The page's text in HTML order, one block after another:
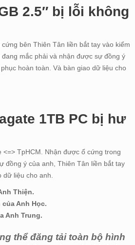
2.5″ bị lỗi không
bên Thiên Tân liền bắt tay vào kiểm
mắc phải và nhận được sự đồng ý
hoàn toàn. Và bàn giao dữ liệu cho
1TB PC bị hư
TpHCM. Nhận được ổ cứng trong
đồng ý của anh, Thiên Tân liền bắt tay
liệu cho anh.
Thiện.
Anh Học.
Anh Trung.
thể đăng tải toàn bộ hình